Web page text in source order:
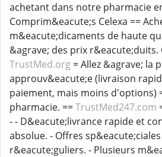
achetant dans notre pharmacie
Comprim&eacute;s Celexa ==
m&eacute;dicaments de haute
&agrave; des prix r&eacute;duits.
TrustMed.org = Allez &agrave; la
approuv&eacute;e (livraison
paiement, mais moins d'options)
pharmacie. ==TrustMed247.com
- - D&eacute;livrance rapide et
absolue. - Offres
r&eacute;guliers. - Plusieurs